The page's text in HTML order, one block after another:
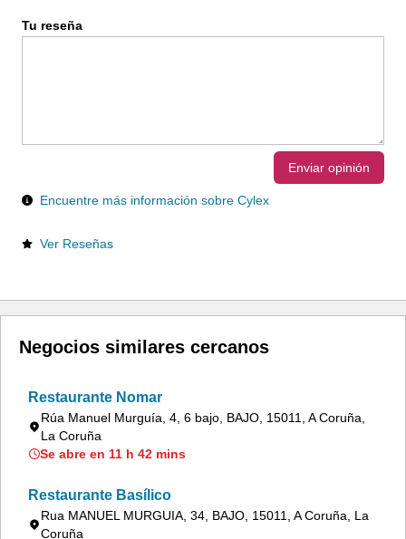
Tu reseña
Enviar opinión
Encuentre más información sobre Cylex
Ver Reseñas
Negocios similares cercanos
Restaurante Nomar
Rúa Manuel Murguía, 4, 6 bajo, BAJO, 15011, A Coruña,
La Coruña
Se abre en 11 h 42 mins
Restaurante Basílico
Rua MANUEL MURGUIA, 34, BAJO, 15011, A Coruña, La
Coruña